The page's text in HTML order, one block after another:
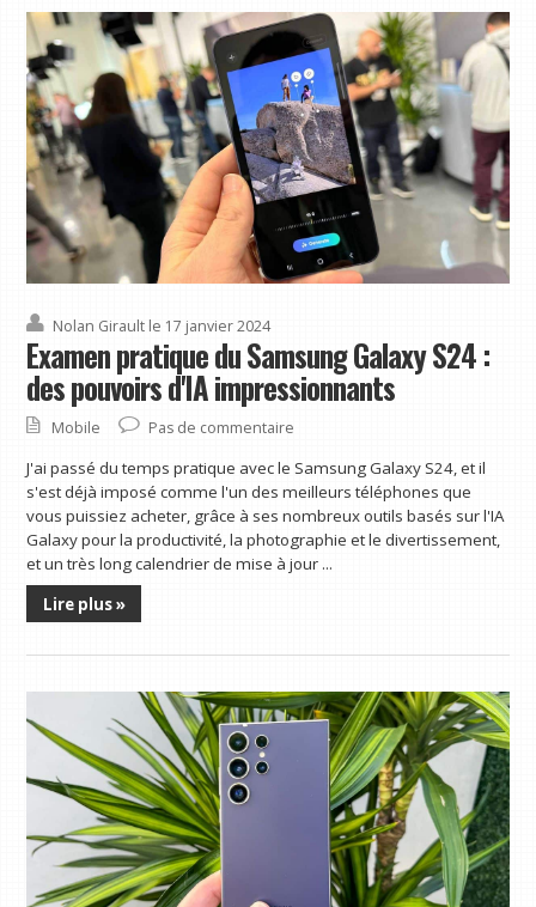
Nolan Girault le 17 janvier 2024
Examen pratique du Samsung Galaxy S24 :
des pouvoirs d'IA impressionnants
Mobile Pas de commentaire
J'ai passé du temps pratique avec le Samsung Galaxy S24, et il
s'est déjà imposé comme l'un des meilleurs téléphones que
vous puissiez acheter, grâce à ses nombreux outils basés sur l'IA
Galaxy pour la productivité, la photographie et le divertissement,
et un très long calendrier de mise à jour ...
Lire plus »